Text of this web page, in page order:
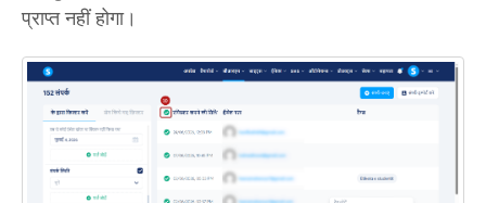
प्राप्त नहीं होगा।